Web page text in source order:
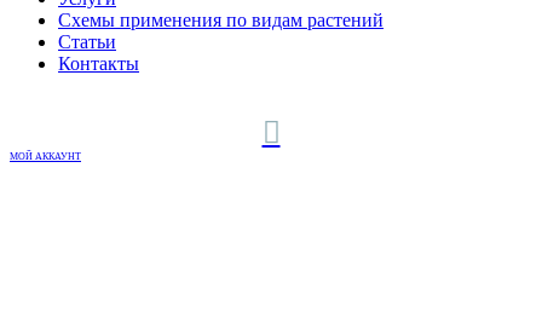
Схемы применения по видам растений
Статьи
Контакты
МОЙ АККАУНТ